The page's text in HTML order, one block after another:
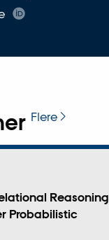
Flere
Reasoning
Probabilistic